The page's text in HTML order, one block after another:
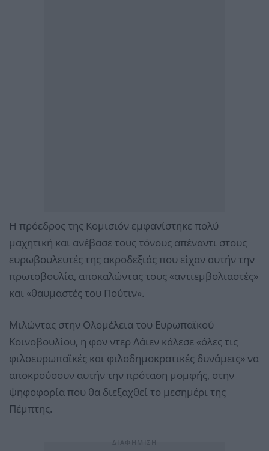
Η πρόεδρος της Κομισιόν εμφανίστηκε πολύ
μαχητική και ανέβασε τους τόνους απέναντι στους
ευρωβουλευτές της ακροδεξιάς που είχαν αυτήν την
πρωτοβουλία, αποκαλώντας τους «αντιεμβολιαστές»
και «θαυμαστές του Πούτιν».
Μιλώντας στην Ολομέλεια του Ευρωπαϊκού
Κοινοβουλίου, η φον ντερ Λάιεν κάλεσε «όλες τις
φιλοευρωπαϊκές και φιλοδημοκρατικές δυνάμεις» να
αποκρούσουν αυτήν την πρόταση μομφής, στην
ψηφοφορία που θα διεξαχθεί το μεσημέρι της
Πέμπτης.